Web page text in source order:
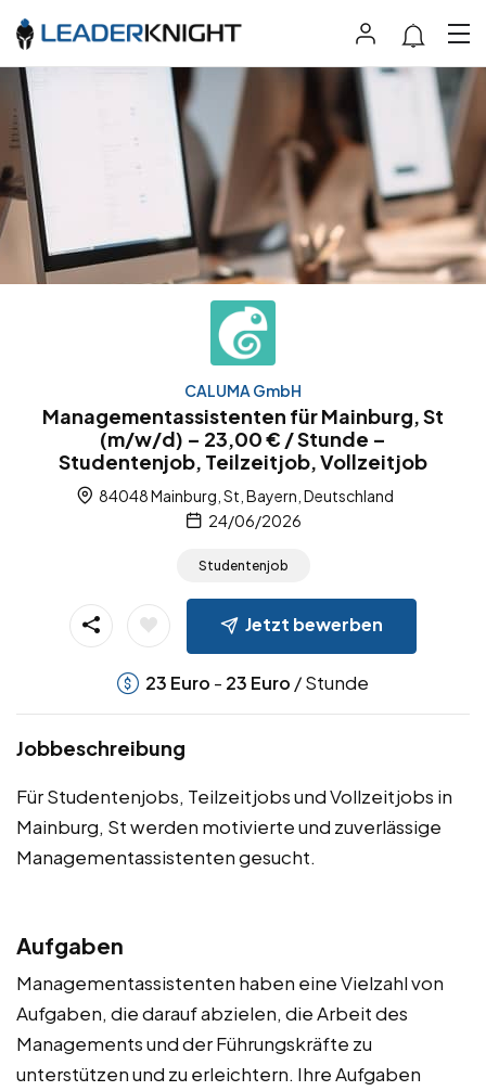
CALUMA GmbH
Managementassistenten für Mainburg, St
(m/w/d) – 23,00 € / Stunde –
Studentenjob, Teilzeitjob, Vollzeitjob
84048 Mainburg, St, Bayern, Deutschland
24/06/2026
Studentenjob
Jetzt bewerben
23 Euro - 23 Euro / Stunde
Jobbeschreibung
Für Studentenjobs, Teilzeitjobs und Vollzeitjobs in
Mainburg, St werden motivierte und zuverlässige
Managementassistenten gesucht.
Aufgaben
Managementassistenten haben eine Vielzahl von
Aufgaben, die darauf abzielen, die Arbeit des
Managements und der Führungskräfte zu
unterstützen und zu erleichtern. Ihre Aufgaben